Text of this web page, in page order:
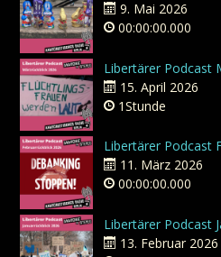
9. Mai 2026
00:00:00.000
Libertärer Podcast
15. April 2026
1Stunde
Libertärer Podcast
11. März 2026
00:00:00.000
Libertärer Podcast
13. Februar 2026